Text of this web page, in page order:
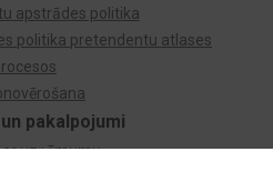
pakalpojumi
uzņēmumu
apstrādes politika
politika pretendentu atlases